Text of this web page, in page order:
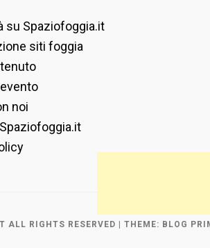
su Spaziofoggia.it
siti foggia
noi
ALL RIGHTS RESERVED | THEME: BLOG